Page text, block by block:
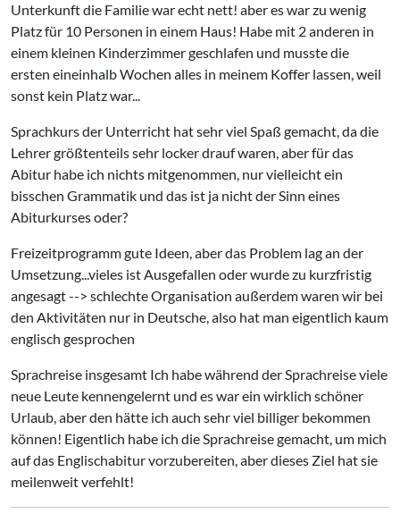
Unterkunft die Familie war echt nett! aber es war zu wenig
Platz für 10 Personen in einem Haus! Habe mit 2 anderen in
einem kleinen Kinderzimmer geschlafen und musste die
ersten eineinhalb Wochen alles in meinem Koffer lassen, weil
sonst kein Platz war...
Sprachkurs der Unterricht hat sehr viel Spaß gemacht, da die
Lehrer größtenteils sehr locker drauf waren, aber für das
Abitur habe ich nichts mitgenommen, nur vielleicht ein
bisschen Grammatik und das ist ja nicht der Sinn eines
Abiturkurses oder?
Freizeitprogramm gute Ideen, aber das Problem lag an der
Umsetzung...vieles ist Ausgefallen oder wurde zu kurzfristig
angesagt --> schlechte Organisation außerdem waren wir bei
den Aktivitäten nur in Deutsche, also hat man eigentlich kaum
englisch gesprochen
Sprachreise insgesamt Ich habe während der Sprachreise viele
neue Leute kennengelernt und es war ein wirklich schöner
Urlaub, aber den hätte ich auch sehr viel billiger bekommen
können! Eigentlich habe ich die Sprachreise gemacht, um mich
auf das Englischabitur vorzubereiten, aber dieses Ziel hat sie
meilenweit verfehlt!